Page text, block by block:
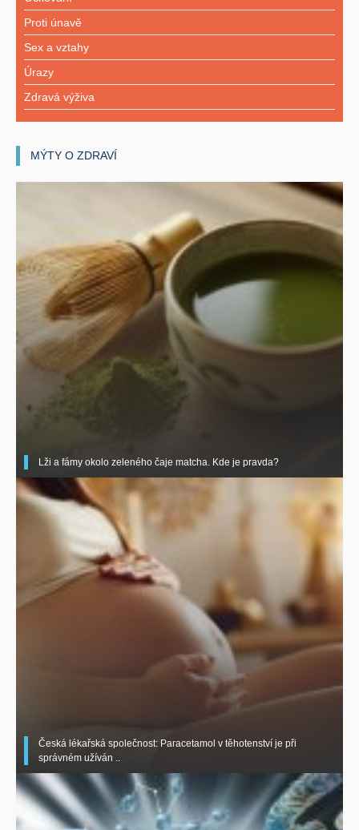
Proti únavě
Sex a vztahy
Úrazy
Zdravá výživa
MÝTY O ZDRAVÍ
Lži a fámy okolo zeleného čaje matcha. Kde je pravda?
Česká lékařská společnost: Paracetamol v těhotenství je při
správném užíván ..